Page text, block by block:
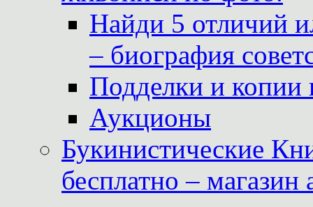
Найди 5 отличий
– биография
Подделки и копии
Аукционы
Букинистические
бесплатно –